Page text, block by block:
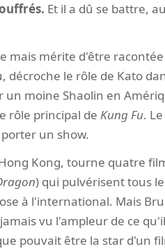
Et il a dû se battre,
mais mérite d'être
décroche le rôle de Kato
un moine Shaolin en
rôle principal de Kung Fu.
un show.
Kong, tourne quatre
) qui pulvérisent tous
à l'international. Mais
vu l'ampleur de ce
pouvait être la star d'un